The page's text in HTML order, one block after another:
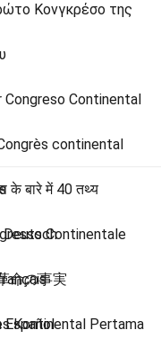
Κονγκρέσο της
Continental
continental
के बारे में 40 तथ्य
Continentale
命の事実
Kontinental Pertama